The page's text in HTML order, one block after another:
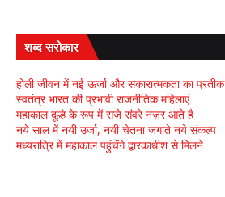
शब्द सरोकार
होली जीवन में नई ऊर्जा और सकारात्मकता का प्रतीक
स्वतंत्र भारत की प्रभावी राजनीतिक महिलाएं
महाकाल दूल्हे के रूप में सजे संवरे नज़र आते है
नये साल में नयी उर्जा, नयी चेतना जगाते नये संकल्प
मध्यरात्रि में महाकाल पहुंचेंगे द्वारकाधीश से मिलने